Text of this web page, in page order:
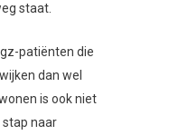
staat.
patiënten die
dan wel
is ook niet
stap naar